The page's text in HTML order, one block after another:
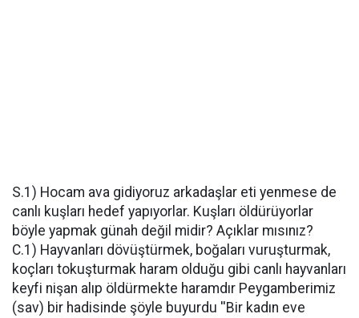
S.1) Hocam ava gidiyoruz arkadaşlar eti yenmese de
canlı kuşları hedef yapıyorlar. Kuşları öldürüyorlar
böyle yapmak günah değil midir? Açıklar mısınız?
C.1) Hayvanları dövüştürmek, boğaları vuruşturmak,
koçları tokuşturmak haram olduğu gibi canlı hayvanları
keyfi nişan alıp öldürmekte haramdır Peygamberimiz
(sav) bir hadisinde şöyle buyurdu ''Bir kadın eve